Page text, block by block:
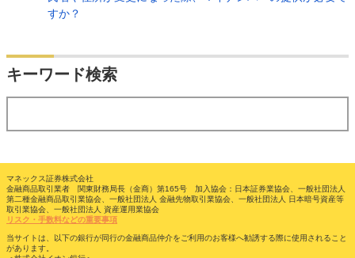
すか？
キーワード検索
マネックス証券株式会社
金融商品取引業者 関東財務局長（金商）第165号 加入協会：日本証券業協会、一般社団法人
第二種金融商品取引業協会、一般社団法人 金融先物取引業協会、一般社団法人 日本暗号資産等
取引業協会、一般社団法人 資産運用業協会
リスク・手数料などの重要事項
当サイトは、以下の銀行が同行の金融商品仲介をご利用のお客様へ勧誘する際に使用されること
があります。